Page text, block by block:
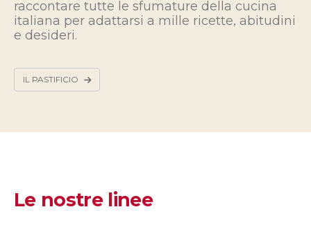
raccontare tutte le sfumature della cucina
italiana per adattarsi a mille ricette, abitudini
e desideri.
IL PASTIFICIO
Le nostre linee